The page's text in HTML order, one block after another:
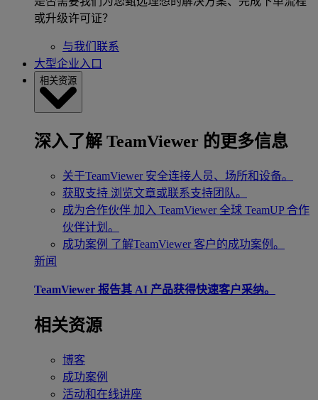
或升级许可证？
与我们联系
大型企业入口
相关资源
深入了解 TeamViewer 的更多信息
关于TeamViewer 安全连接人员、场所和设备。
获取支持 浏览文章或联系支持团队。
成为合作伙伴 加入 TeamViewer 全球 TeamUP 合作
伙伴计划。
成功案例 了解TeamViewer 客户的成功案例。
新闻
TeamViewer 报告其 AI 产品获得快速客户采纳。
相关资源
博客
成功案例
活动和在线讲座